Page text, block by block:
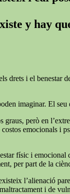
y hay
drets i el
imaginar. El
graus, però en
emocionals i
físic i
per part de la
l’alienació
i de